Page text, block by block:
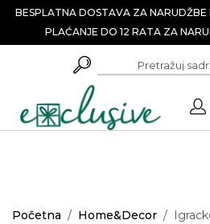
BESPLATNA DOSTAVA ZA
PLAĆANJE DO 12 RATA ZA
Početna / Home&Decor /